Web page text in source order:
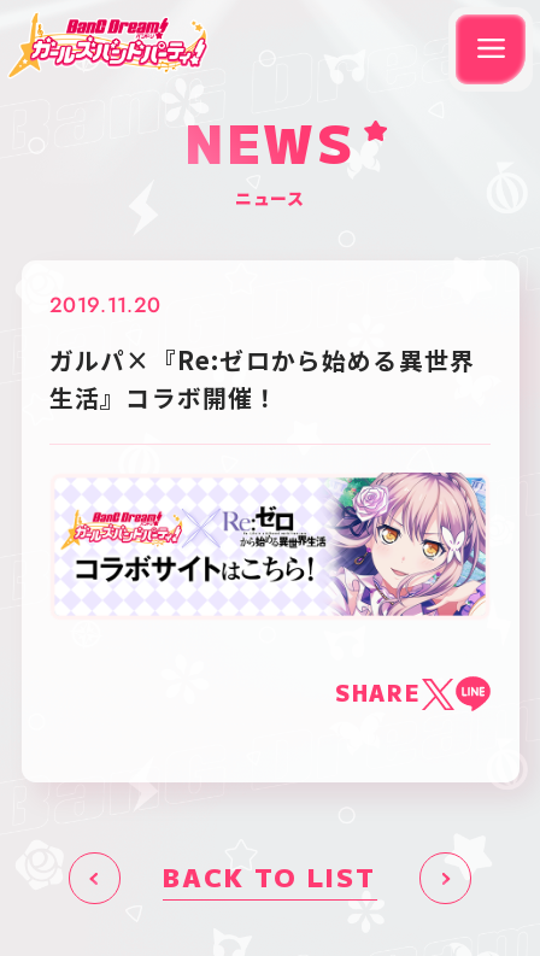
NEWS
ニュース
2019.11.20
ガルパ×『Re:ゼロから始める異世界
生活』コラボ開催！
SHARE
BACK TO LIST